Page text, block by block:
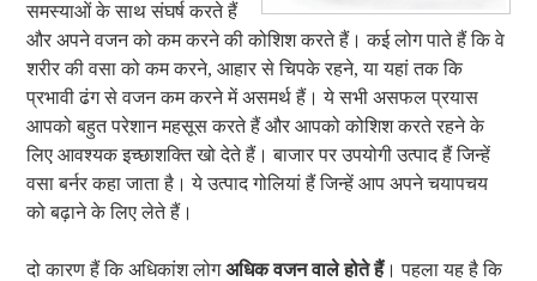
समस्याओं के साथ संघर्ष करते हैं
और अपने वजन को कम करने की कोशिश करते हैं। कई लोग पाते हैं कि वे
शरीर की वसा को कम करने, आहार से चिपके रहने, या यहां तक कि
प्रभावी ढंग से वजन कम करने में असमर्थ हैं। ये सभी असफल प्रयास
आपको बहुत परेशान महसूस करते हैं और आपको कोशिश करते रहने के
लिए आवश्यक इच्छाशक्ति खो देते हैं। बाजार पर उपयोगी उत्पाद हैं जिन्हें
वसा बर्नर कहा जाता है। ये उत्पाद गोलियां हैं जिन्हें आप अपने चयापचय
को बढ़ाने के लिए लेते हैं।
दो कारण हैं कि अधिकांश लोगअधिक वजन वाले होते हैं। पहला यह है कि